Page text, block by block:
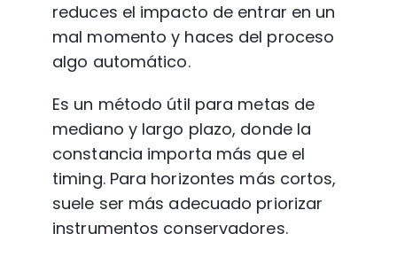
reduces el impacto de entrar en un
mal momento y haces del proceso
algo automático.
Es un método útil para metas de
mediano y largo plazo, donde la
constancia importa más que el
timing. Para horizontes más cortos,
suele ser más adecuado priorizar
instrumentos conservadores.